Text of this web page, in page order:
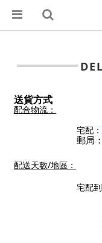
送貨方式
配合物流：
宅配：
郵局：
配送天數/地區：
宅配